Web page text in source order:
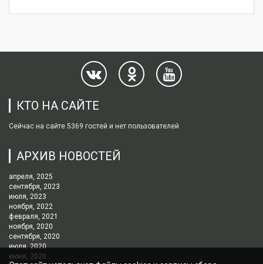
КТО НА САЙТЕ
Сейчас на сайте 5369 гостей и нет пользователей
АРХИВ НОВОСТЕЙ
апреля, 2025
сентября, 2023
июля, 2023
ноября, 2022
февраля, 2021
ноября, 2020
сентября, 2020
июля, 2020
июня, 2020